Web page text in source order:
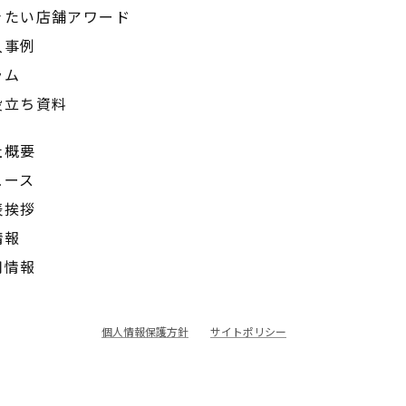
い店舗アワード
例
ち資料
要
ス
拶
報
個人情報保護方針 サイトポリシー